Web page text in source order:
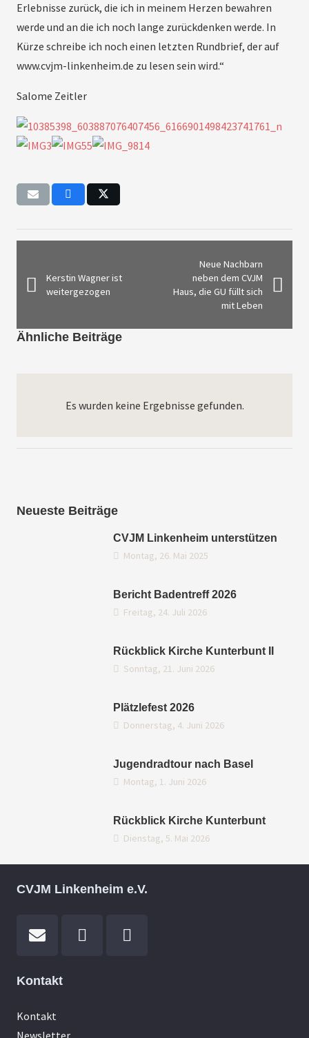
Erlebnisse zurück, die ich in meinem Herzen bewahren
werde und an die ich noch lange zurückdenken werde. In
Kürze schreibe ich noch einen letzten Rundbrief, der auf
www.cvjm-linkenheim.de zu lesen sein wird.“
Salome Zeitler
Kerstin Wagner ist
weitergezogen
Neue Nachbarn
neben dem CVJM
Haus, die GU füllt sich
mit Leben
Ähnliche Beiträge
Es wurden keine Ergebnisse gefunden.
Neueste Beiträge
CVJM Linkenheim unterstützen
Montag, 26. Mai 2025
Bericht Badentreff 2026
Freitag, 24. Juli 2026
Rückblick Kirche Kunterbunt II
Sonntag, 21. Juni 2026
Plätzlefest 2026
Donnerstag, 4. Juni 2026
Jugendradtour nach Basel
Montag, 1. Juni 2026
Rückblick Kirche Kunterbunt
Dienstag, 5. Mai 2026
CVJM Linkenheim e.V.
Kontakt
Kontakt